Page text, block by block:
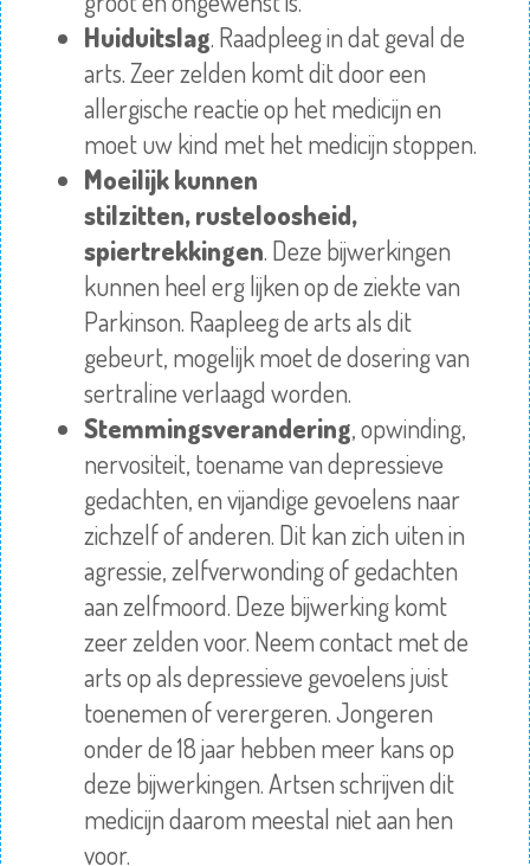
Huiduitslag. Raadpleeg in dat geval de
arts. Zeer zelden komt dit door een
allergische reactie op het medicijn en
moet uw kind met het medicijn stoppen.
Moeilijk kunnen
stilzitten,rusteloosheid,
spiertrekkingen. Deze bijwerkingen
kunnen heel erg lijken op de ziekte van
Parkinson. Raapleeg de arts als dit
gebeurt, mogelijk moet de dosering van
sertraline verlaagd worden.
Stemmingsverandering, opwinding,
nervositeit, toename van depressieve
gedachten, en vijandige gevoelens naar
zichzelf of anderen. Dit kan zich uiten in
agressie, zelfverwonding of gedachten
aan zelfmoord. Deze bijwerking komt
zeer zelden voor. Neem contact met de
arts op als depressieve gevoelens juist
toenemen of verergeren. Jongeren
onder de 18 jaar hebben meer kans op
deze bijwerkingen. Artsen schrijven dit
medicijn daarom meestal niet aan hen
voor.